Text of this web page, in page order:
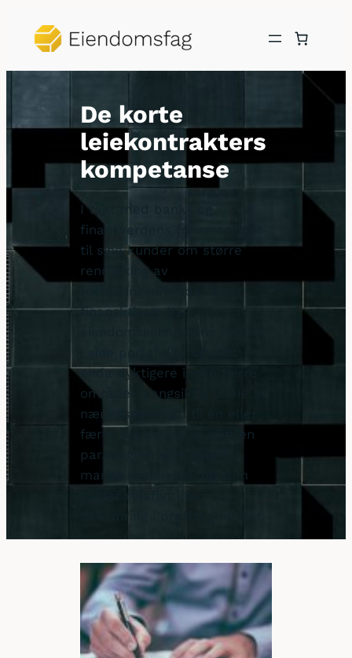
innhold
De korte
leiekontrakters
kompetanse
I takt med bank- og
finansverdens forventninger
til sine kunder om større
rendyrking av
forretningsområder etter
finanskrisen, har
eiendomsselskapene ryddet
enda dyktigere innen færre
områder. Langsiktig utleie av
næringseiendom til én eller
færre leietakere er blitt en
paradegren som svært
mange behersker, og som